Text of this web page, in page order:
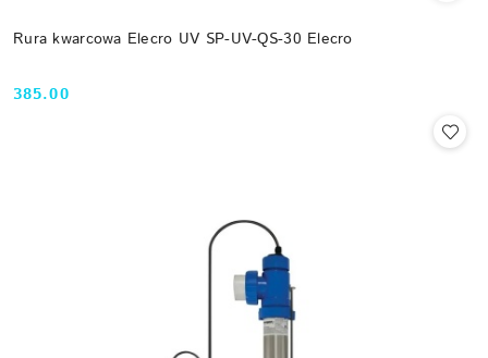
Rura kwarcowa Elecro UV SP-UV-QS-30 Elecro
Cena:
385.00